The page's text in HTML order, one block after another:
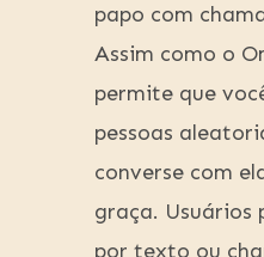
papo com
Assim como o
permite que
pessoas
converse com
graça. Usuários
por texto ou